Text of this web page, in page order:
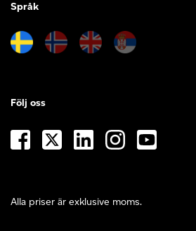
Språk
Alla priser är exklusive moms.
Följ oss